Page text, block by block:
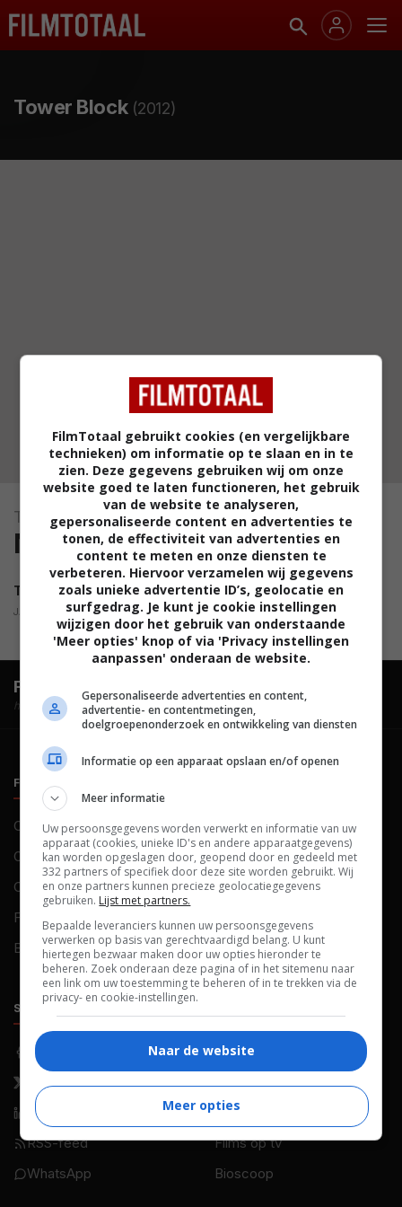
Tower Block (2012)
Tower Block
Nieuwsberichten
Trailer voor thriller Tower Block
JAN-PETER ROOK,31.08.2012
FilmTotaal. Hét online filmoverzicht.
hosted by
FILMTOTAAL
Contact
Over ons
Colofon
FAQ
Blog
Privacy
Voorwaarden
Cookies
SOCIALS
Facebook
X (Twitter)
LinkedIn
RSS-feed
WhatsApp
Recensies
Nieuws
Netflix
Films op tv
Bioscoop
FilmTotaal gebruikt cookies (en vergelijkbare
technieken) om informatie op te slaan en in te
zien. Deze gegevens gebruiken wij om onze
website goed te laten functioneren, het gebruik
van de website te analyseren,
gepersonaliseerde content en advertenties te
tonen, de effectiviteit van advertenties en
content te meten en onze diensten te
verbeteren. Hiervoor verzamelen wij gegevens
zoals unieke advertentie ID’s, geolocatie en
surfgedrag. Je kunt je cookie instellingen
wijzigen door het gebruik van onderstaande
'Meer opties' knop of via 'Privacy instellingen
aanpassen' onderaan de website.
Gepersonaliseerde advertenties en content,
advertentie- en contentmetingen,
doelgroepenonderzoek en ontwikkeling van diensten
Informatie op een apparaat opslaan en/of openen
Meer informatie
Uw persoonsgegevens worden verwerkt en informatie van uw
apparaat (cookies, unieke ID's en andere apparaatgegevens)
kan worden opgeslagen door, geopend door en gedeeld met
332 partners of specifiek door deze site worden gebruikt. Wij
en onze partners kunnen precieze geolocatiegegevens
gebruiken. Lijst met partners.
Bepaalde leveranciers kunnen uw persoonsgegevens
verwerken op basis van gerechtvaardigd belang. U kunt
hiertegen bezwaar maken door uw opties hieronder te
beheren. Zoek onderaan deze pagina of in het sitemenu naar
een link om uw toestemming te beheren of in te trekken via de
privacy- en cookie-instellingen.
Naar de website
Meer opties